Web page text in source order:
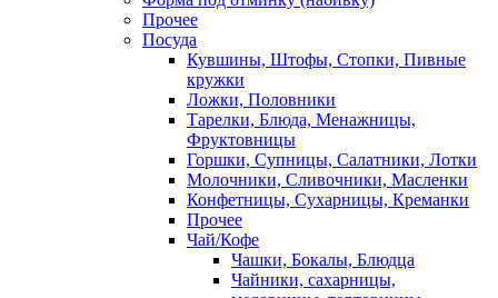
Прочее
Посуда
Кувшины, Штофы, Стопки, Пивные
кружки
Ложки, Половники
Тарелки, Блюда, Менажницы,
Фруктовницы
Горшки, Супницы, Салатники, Лотки
Молочники, Сливочники, Масленки
Конфетницы, Сухарницы, Креманки
Прочее
Чай/Кофе
Чашки, Бокалы, Блюдца
Чайники, сахарницы,